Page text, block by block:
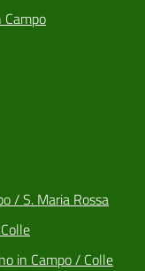
/ S. Maria Rossa
in Campo / Colle